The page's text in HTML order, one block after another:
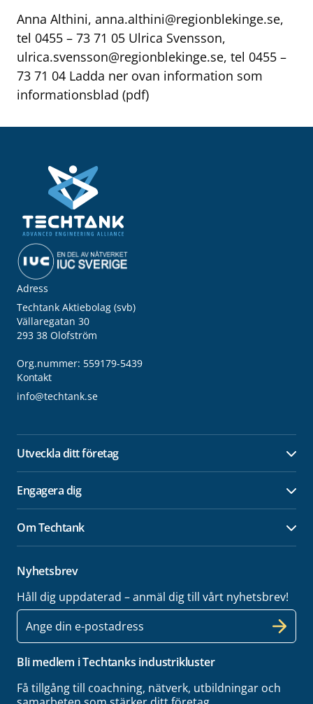
Anna Althini, anna.althini@regionblekinge.se,
tel 0455 – 73 71 05 Ulrica Svensson,
ulrica.svensson@regionblekinge.se, tel 0455 –
73 71 04 Ladda ner ovan information som
informationsblad (pdf)
Adress
Techtank Aktiebolag (svb)
Vällaregatan 30
293 38 Olofström
Org.nummer: 559179-5439
Kontakt
info@techtank.se
Utveckla ditt företag
Engagera dig
Om Techtank
Nyhetsbrev
Håll dig uppdaterad – anmäl dig till vårt nyhetsbrev!
E-
post
Bli medlem i Techtanks industrikluster
Få tillgång till coachning, nätverk, utbildningar och